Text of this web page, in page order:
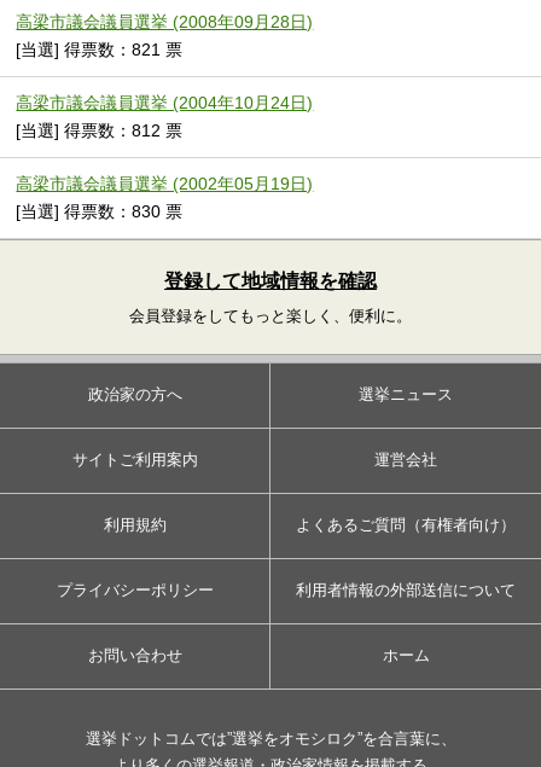
高梁市議会議員選挙 (2008年09月28日)
[当選] 得票数：821 票
高梁市議会議員選挙 (2004年10月24日)
[当選] 得票数：812 票
高梁市議会議員選挙 (2002年05月19日)
[当選] 得票数：830 票
登録して地域情報を確認
会員登録をしてもっと楽しく、便利に。
政治家の方へ 選挙ニュース
サイトご利用案内 運営会社
利用規約 よくあるご質問（有権者向け）
プライバシーポリシー 利用者情報の外部送信について
お問い合わせ ホーム
選挙ドットコムでは”選挙をオモシロク”を合言葉に、